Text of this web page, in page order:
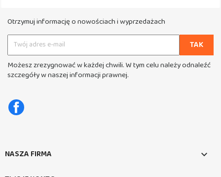
Otrzymuj informację o nowościach i wyprzedażach
Możesz zrezygnować w każdej chwili. W tym celu należy odnaleźć
szczegóły w naszej informacji prawnej.
NASZA FIRMA 